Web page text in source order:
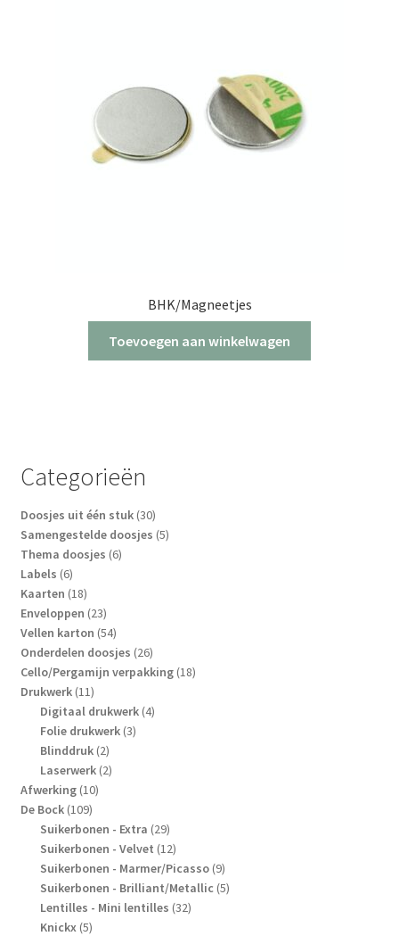
worden
op
de
BHK/Magneetjes
Toevoegen aan winkelwagen
Categorieën
Doosjes uit één stuk 3030
producten
Samengestelde doosjes 55
Thema doosjes 66
Labels 66
producten
Kaarten 1818
producten
Enveloppen 2323
producten
Vellen karton 5454
producten
Onderdelen doosjes 2626
producten
Cello/Pergamijn verpakking 1818
Drukwerk 1111
producten
Digitaal drukwerk 44
Folie drukwerk 33
Blinddruk 22
producten
Laserwerk 22
Afwerking 1010
De Bock 109109
producten
Suikerbonen - Extra 2929
producten
Suikerbonen - Velvet 1212
producten
Suikerbonen - Marmer/Picasso 99
producten
Suikerbonen - Brilliant/Metallic 55
Lentilles - Mini lentilles 3232
Knickx 55